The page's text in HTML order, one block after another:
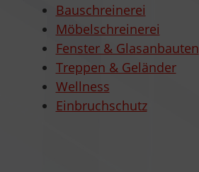
Bauschreinerei
Möbelschreinerei
Fenster & Glasanbauten
Treppen & Geländer
Wellness
Einbruchschutz